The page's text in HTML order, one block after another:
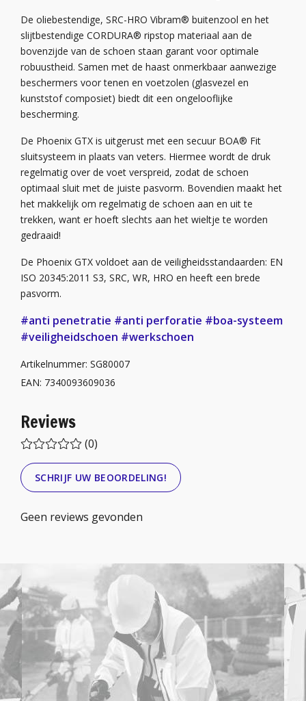
De oliebestendige, SRC-HRO Vibram® buitenzool en het
slijtbestendige CORDURA® ripstop materiaal aan de
bovenzijde van de schoen staan garant voor optimale
robuustheid. Samen met de haast onmerkbaar aanwezige
beschermers voor tenen en voetzolen (glasvezel en
kunststof composiet) biedt dit een ongelooflijke
bescherming.
De Phoenix GTX is uitgerust met een secuur BOA® Fit
sluitsysteem in plaats van veters. Hiermee wordt de druk
regelmatig over de voet verspreid, zodat de schoen
optimaal sluit met de juiste pasvorm. Bovendien maakt het
het makkelijk om regelmatig de schoen aan en uit te
trekken, want er hoeft slechts aan het wieltje te worden
gedraaid!
De Phoenix GTX voldoet aan de veiligheidsstandaarden: EN
ISO 20345:2011 S3, SRC, WR, HRO en heeft een brede
pasvorm.
#anti penetratie #anti perforatie #boa-systeem
#veiligheidschoen #werkschoen
Artikelnummer: SG80007
EAN: 7340093609036
Reviews
(0)
SCHRIJF UW BEOORDELING!
Geen reviews gevonden